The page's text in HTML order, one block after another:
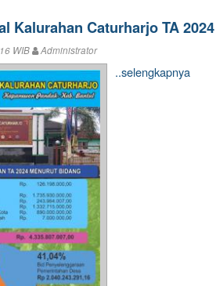
Kalurahan Caturharjo TA 2024
WIB Administrator
..selengkapnya